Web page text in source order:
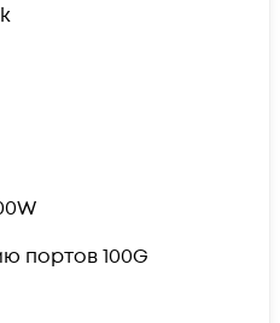
портов 100G